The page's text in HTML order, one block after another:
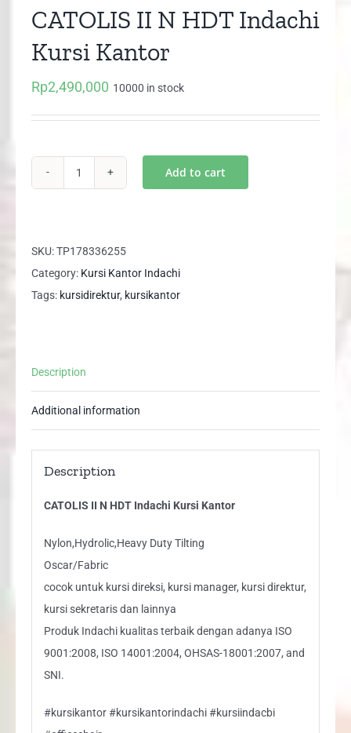
CATOLIS II N HDT Indachi
Kursi Kantor
Rp2,490,000 10000 in stock
HDT
Indachi
Kursi
Add to cart
SKU:TP178336255
Category: Kursi Kantor Indachi
Tags: kursidirektur, kursikantor
Description
Additional information
Description
CATOLIS II N HDT Indachi Kursi Kantor
Nylon,Hydrolic,Heavy Duty Tilting
Oscar/Fabric
cocok untuk kursi direksi, kursi manager, kursi direktur,
kursi sekretaris dan lainnya
Produk Indachi kualitas terbaik dengan adanya ISO
9001:2008, ISO 14001:2004, OHSAS-18001:2007, and
SNI.
#kursikantor #kursikantorindachi #kursiindacbi